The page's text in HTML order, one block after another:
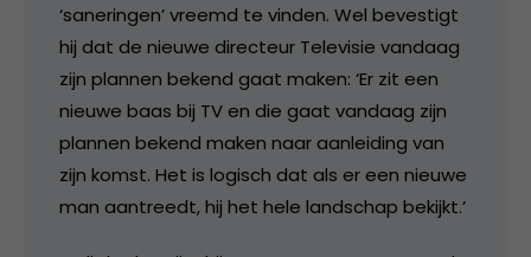
‘saneringen’ vreemd te vinden. Wel bevestigt
hij dat de nieuwe directeur Televisie vandaag
zijn plannen bekend gaat maken: ‘Er zit een
nieuwe baas bij TV en die gaat vandaag zijn
plannen bekend maken naar aanleiding van
zijn komst. Het is logisch dat als er een nieuwe
man aantreedt, hij het hele landschap bekijkt.’